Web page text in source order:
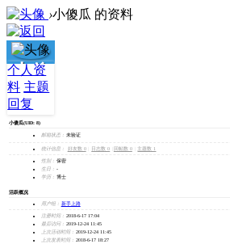
›小傻瓜 的资料
小傻
瓜
个人资
料 主题
回复
小傻瓜(UID: 8)
邮箱状态： 未验证
统计信息： 好友数 0 日志数 0 回帖数 0 主题数 1
性别： 保密
生日： -
学历： 博士
活跃概况
用户组： 新手上路
注册时间： 2018-6-17 17:04
最后访问： 2019-12-24 11:45
上次活动时间： 2019-12-24 11:45
上次发表时间： 2018-6-17 18:27